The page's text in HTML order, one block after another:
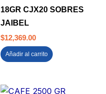
18GR CJX20 SOBRES
JAIBEL
$12,369.00
Añadir al carrito